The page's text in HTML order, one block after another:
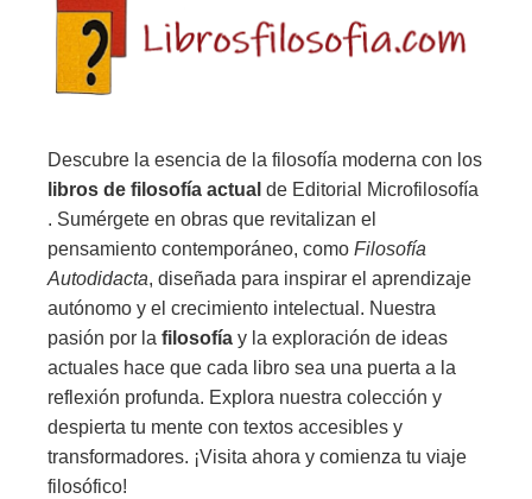
Descubre la esencia de la filosofía moderna con los
libros de filosofía actual de Editorial Microfilosofía
. Sumérgete en obras que revitalizan el
pensamiento contemporáneo, como Filosofía
Autodidacta, diseñada para inspirar el aprendizaje
autónomo y el crecimiento intelectual. Nuestra
pasión por la filosofía y la exploración de ideas
actuales hace que cada libro sea una puerta a la
reflexión profunda. Explora nuestra colección y
despierta tu mente con textos accesibles y
transformadores. ¡Visita ahora y comienza tu viaje
filosófico!